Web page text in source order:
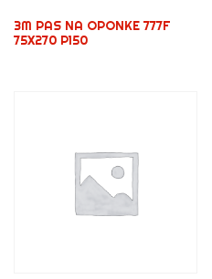
3M PAS NA OPONKE 777F
75X270 P150